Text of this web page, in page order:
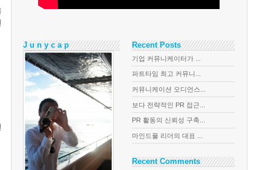
J u n y c a p Recent Posts
기업 커뮤니케이터가 ...
파트타임 최고 커뮤니...
커뮤니케이션 오디언스...
보다 전략적인 PR 접근...
PR 활동의 신뢰성 구축...
마인드풀 리더의 대표 ...
Recent Comments